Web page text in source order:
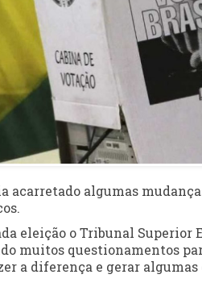
acarretado algumas
eleição o Tribunal
muitos questionamentos
a diferença e gerar algumas